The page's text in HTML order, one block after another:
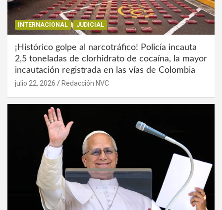
INTERNACIONAL JUDICIAL
¡Histórico golpe al narcotráfico! Policía incauta
2,5 toneladas de clorhidrato de cocaína, la mayor
incautación registrada en las vías de Colombia
julio 22, 2026 Redacción NVC